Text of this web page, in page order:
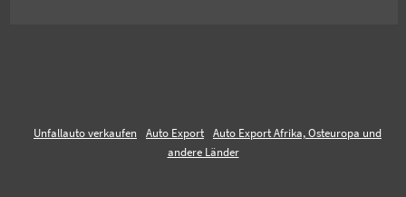
Unfallauto verkaufen Auto Export
Auto Export Afrika, Osteuropa und
andere Länder